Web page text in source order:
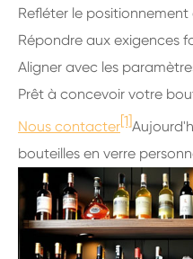
Refléter le
Répondre aux exigences
Aligner avec les
Prêt à concevoir votre
Nous contacter[1]
bouteilles en verre